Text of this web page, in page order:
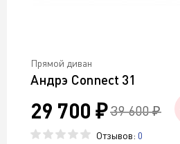
Прямой диван
Андрэ Connect 31
29 700 ₽ 39 600 ₽
Отзывов: 0